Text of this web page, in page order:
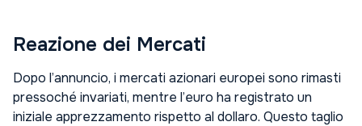
Reazione dei Mercati
Dopo l’annuncio, i mercati azionari europei sono rimasti
pressoché invariati, mentre l’euro ha registrato un
iniziale apprezzamento rispetto al dollaro. Questo taglio